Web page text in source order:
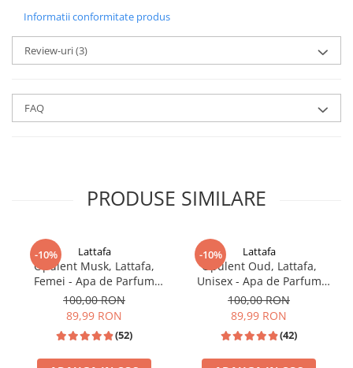
Informatii conformitate produs
Review-uri(3)
FAQ
PRODUSE SIMILARE
-10% Lattafa
Opulent Musk, Lattafa,
Femei - Apa de Parfum
100ml
100,00 RON
89,99 RON
(52)
-10% Lattafa
Opulent Oud, Lattafa,
Unisex - Apa de Parfum
100ml
100,00 RON
89,99 RON
(42)